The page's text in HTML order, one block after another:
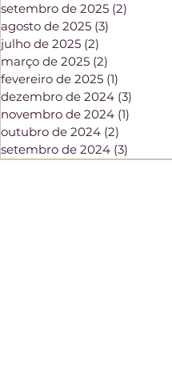
setembro de 2025 (2)
agosto de 2025 (3)
julho de 2025 (2)
março de 2025 (2)
fevereiro de 2025 (1)
dezembro de 2024 (3)
novembro de 2024 (1)
outubro de 2024 (2)
setembro de 2024 (3)